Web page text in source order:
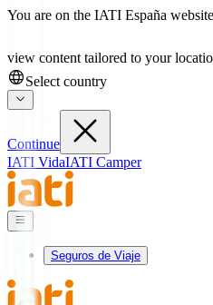
You are on the IATI España
view content tailored to your
Select country
Continue
IATI VidaIATI Camper
Seguros de Viaje